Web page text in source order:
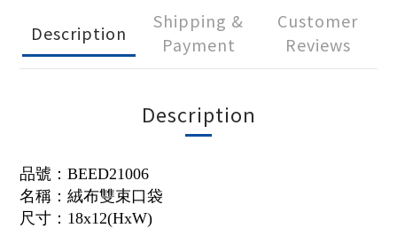
Description
Shipping &
Payment
Customer
Reviews
Description
品號： BEED21006
名稱：絨布雙束口袋
尺寸：18x12(HxW)